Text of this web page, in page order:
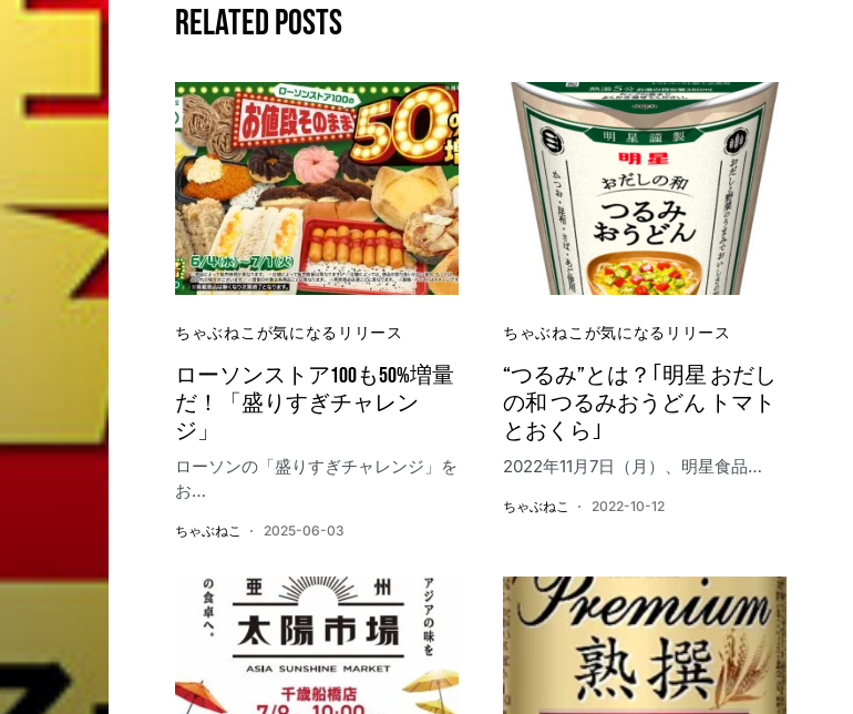
Related Posts
ちゃぶねこが気になるリリース
ローソンストア100も50%増量
だ！「盛りすぎチャレン
ジ」
ローソンの「盛りすぎチャレンジ」を
お…
ちゃぶねこ 2025-06-03
ちゃぶねこが気になるリリース
“つるみ”とは？｢明星 おだし
の和 つるみおうどん トマト
とおくら｣
2022年11月7日（月）、明星食品…
ちゃぶねこ 2022-10-12